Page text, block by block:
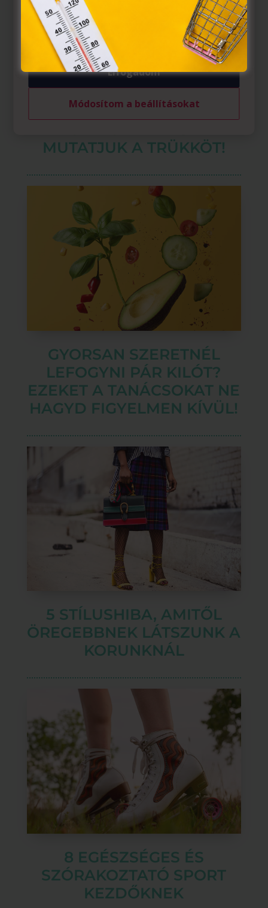
SZÉP BIKINIVONAL PIROS
MUTATJUK A TRÜKKÖT!
GYORSAN SZERETNÉL
LEFOGYNI PÁR KILÓT?
EZEKET A TANÁCSOKAT NE
HAGYD FIGYELMEN KÍVÜL!
5 STÍLUSHIBA, AMITŐL
ÖREGEBBNEK LÁTSZUNK A
KORUNKNÁL
8 EGÉSZSÉGES ÉS
SZÓRAKOZTATÓ SPORT
KEZDŐKNEK
belül működnek, a „sütik" használatához, és ezeknek a
felhasználó számítógépén vagy egyéb eszközén történő
tárolásához a felhasználók hozzájárulását kell kérniük.
Elfogadom
Módosítom a beállításokat